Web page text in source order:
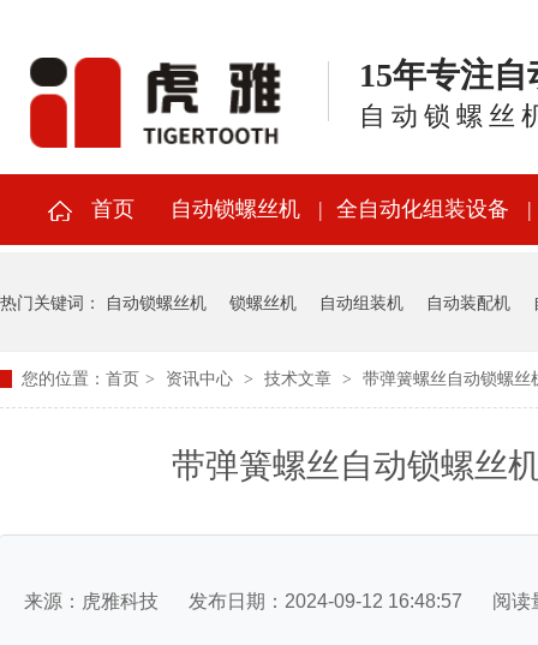
15年专注
自动锁螺丝
首页 自动锁螺丝机 全自动化组装设备
热门关键词： 自动锁螺丝机 锁螺丝机 自动组装机 自动装配机
您的位置： 首页 > 资讯中心 > 技术文章 > 带弹簧螺丝自动锁螺丝
带弹簧螺丝自动锁螺丝
来源：虎雅科技 发布日期：2024-09-12 16:48:57 阅读